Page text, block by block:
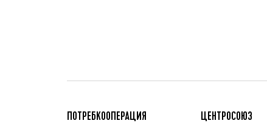
ПОТРЕБКООПЕРАЦИЯ ЦЕНТРОСОЮЗ